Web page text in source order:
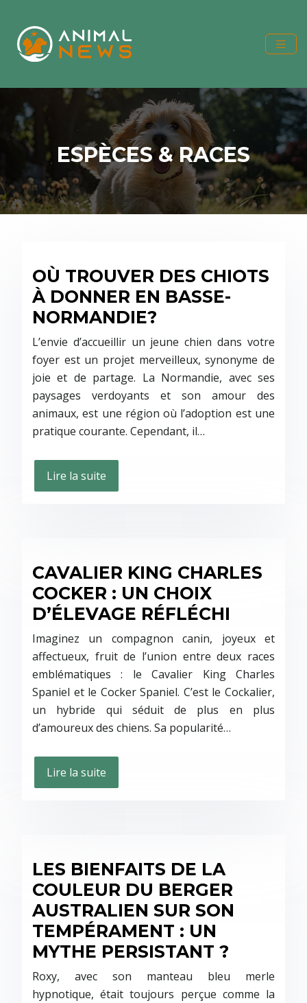
ESPÈCES & RACES
OÙ TROUVER DES CHIOTS
À DONNER EN BASSE-
NORMANDIE?
L’envie d’accueillir un jeune chien dans votre
foyer est un projet merveilleux, synonyme de
joie et de partage. La Normandie, avec ses
paysages verdoyants et son amour des
animaux, est une région où l’adoption est une
pratique courante. Cependant, il…
Lire la suite
CAVALIER KING CHARLES
COCKER : UN CHOIX
D’ÉLEVAGE RÉFLÉCHI
Imaginez un compagnon canin, joyeux et
affectueux, fruit de l’union entre deux races
emblématiques : le Cavalier King Charles
Spaniel et le Cocker Spaniel. C’est le Cockalier,
un hybride qui séduit de plus en plus
d’amoureux des chiens. Sa popularité…
Lire la suite
LES BIENFAITS DE LA
COULEUR DU BERGER
AUSTRALIEN SUR SON
TEMPÉRAMENT : UN
MYTHE PERSISTANT ?
Roxy, avec son manteau bleu merle
hypnotique, était toujours perçue comme la